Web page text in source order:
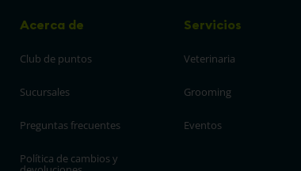
Acerca de
Club de puntos
Sucursales
Preguntas frecuentes
Política de cambios y
Servicios
Veterinaria
Grooming
Eventos